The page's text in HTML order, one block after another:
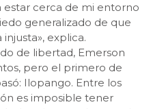
cerca de mi entorno
generalizado de que
explica.
de libertad, Emerson
pero el primero de
Ilopango. Entre los
es imposible tener